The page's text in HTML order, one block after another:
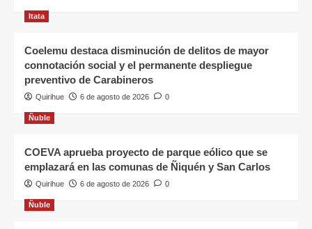
Itata
Coelemu destaca disminución de delitos de mayor
connotación social y el permanente despliegue
preventivo de Carabineros
Quirihue 6 de agosto de 2026 0
Ñuble
COEVA aprueba proyecto de parque eólico que se
emplazará en las comunas de Ñiquén y San Carlos
Quirihue 6 de agosto de 2026 0
Ñuble